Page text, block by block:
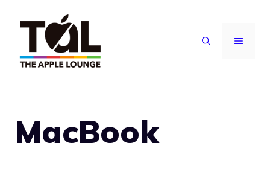
contenuto
MENU
MacBook